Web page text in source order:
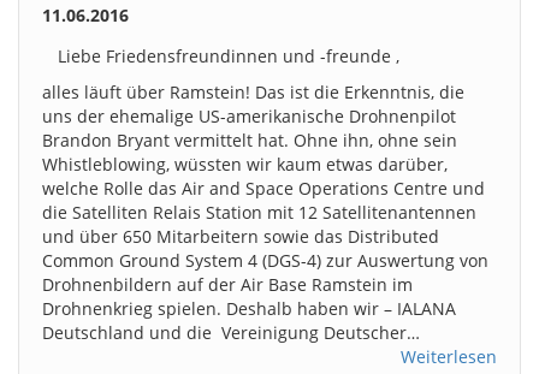
11.06.2016
Liebe Friedensfreundinnen und -freunde ,
alles läuft über Ramstein! Das ist die Erkenntnis, die
uns der ehemalige US-amerikanische Drohnenpilot
Brandon Bryant vermittelt hat. Ohne ihn, ohne sein
Whistleblowing, wüssten wir kaum etwas darüber,
welche Rolle das Air and Space Operations Centre und
die Satelliten Relais Station mit 12 Satellitenantennen
und über 650 Mitarbeitern sowie das Distributed
Common Ground System 4 (DGS-4) zur Auswertung von
Drohnenbildern auf der Air Base Ramstein im
Drohnenkrieg spielen. Deshalb haben wir – IALANA
Deutschland und die Vereinigung Deutscher…
Weiterlesen